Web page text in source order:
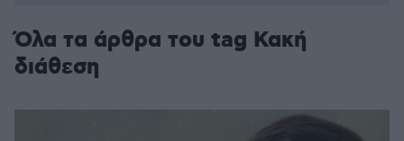
Όλα τα άρθρα του tag Κακή
διάθεση